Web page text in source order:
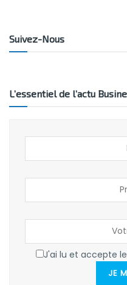
Suivez-Nous
L’essentiel de l’actu
J'ai lu et accepte
JE